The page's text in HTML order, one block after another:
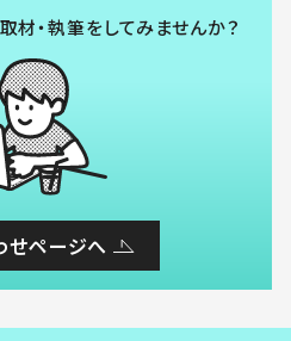
材・執筆をしてみませんか？
せページへ